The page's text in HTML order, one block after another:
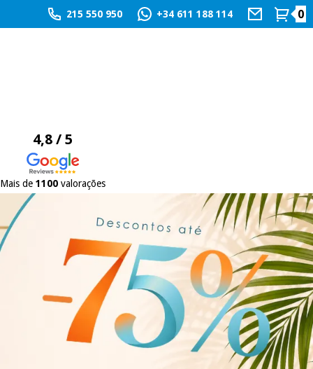
215 550 950 +34 611 188 114 0
4,8 / 5
Mais de 1100valorações